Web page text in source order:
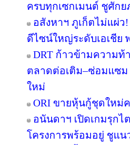
ครบทุกเซกเมนต์ ชูศัก
อสังหาฯ ภูเก็ตไม่แผ่ว
ดีไซน์ใหญ่ระดับเอเชีย
DRT ก้าวข้ามความท้
ตลาดต่อเติม–ซ่อมแซ
ใหม่
ORI ขายหุ้นกู้ชุดใหม่
อนันดาฯ เปิดเกมรุกไ
โครงการพร้อมอยู่ ชูแน